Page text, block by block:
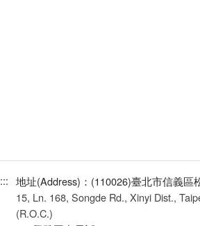
::: 地址(Address)：(110026)臺北市信義區
15, Ln. 168, Songde Rd., Xinyi Dist.,
(R.O.C.)